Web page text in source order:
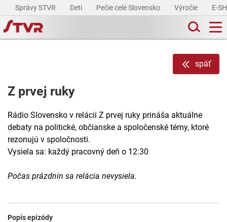
Správy STVR Deti Pečie celé Slovensko Výročie E-
späť
Z prvej ruky
Rádio Slovensko v relácii Z prvej ruky prináša aktuálne
debaty na politické, občianske a spoločenské témy, ktoré
rezonujú v spoločnosti.
Vysiela sa: každý pracovný deň o 12:30
Počas prázdnin sa relácia nevysiela.
Popis epizódy